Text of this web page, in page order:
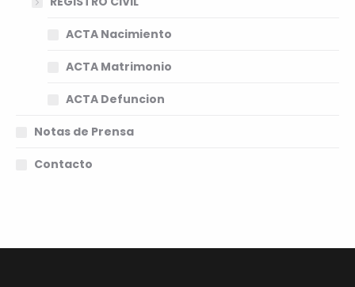
ACTA Nacimiento
ACTA Matrimonio
ACTA Defuncion
Notas de Prensa
Contacto